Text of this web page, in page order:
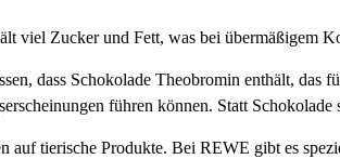
viel Zucker und Fett, was bei übermäßigem
dass Schokolade Theobromin enthält,
führen können. Statt
auf tierische Produkte. Bei REWE gibt es